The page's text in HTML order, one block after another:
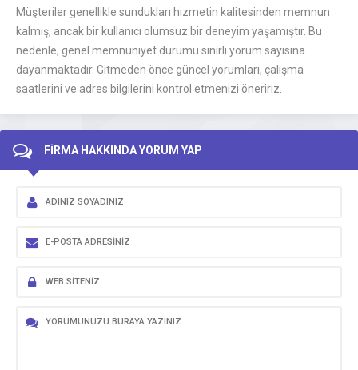
Müşteriler genellikle sundukları hizmetin kalitesinden memnun
kalmış, ancak bir kullanıcı olumsuz bir deneyim yaşamıştır. Bu
nedenle, genel memnuniyet durumu sınırlı yorum sayısına
dayanmaktadır. Gitmeden önce güncel yorumları, çalışma
saatlerini ve adres bilgilerini kontrol etmenizi öneririz.
FİRMA HAKKINDA YORUM YAP